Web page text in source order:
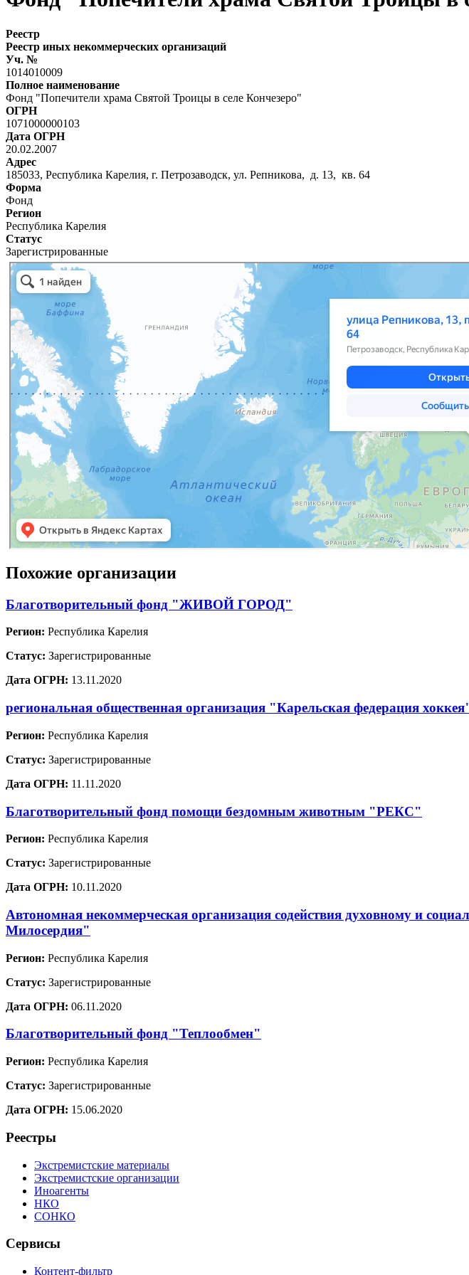
Реестр
Реестр иных некоммерческих организаций
Уч. №
1014010009
Полное наименование
Фонд "Попечители храма Святой Троицы в селе Кончезеро"
ОГРН
1071000000103
Дата ОГРН
20.02.2007
Адрес
185033, Республика Карелия, г. Петрозаводск, ул. Репникова, д. 13, кв. 64
Форма
Фонд
Регион
Республика Карелия
Статус
Зарегистрированные
Похожие организации
Благотворительный фонд "ЖИВОЙ ГОРОД"
Регион: Республика Карелия
Статус: Зарегистрированные
Дата ОГРН: 13.11.2020
региональная общественная организация "Карельская федерация
Регион: Республика Карелия
Статус: Зарегистрированные
Дата ОГРН: 11.11.2020
Благотворительный фонд помощи бездомным животным "РЕКС"
Регион: Республика Карелия
Статус: Зарегистрированные
Дата ОГРН: 10.11.2020
Автономная некоммерческая организация содействия духовному и
Милосердия"
Регион: Республика Карелия
Статус: Зарегистрированные
Дата ОГРН: 06.11.2020
Благотворительный фонд "Теплообмен"
Регион: Республика Карелия
Статус: Зарегистрированные
Дата ОГРН: 15.06.2020
Реестры
Экстремистские материалы
Экстремистские организации
Иноагенты
НКО
СОНКО
Сервисы
Контент-фильтр